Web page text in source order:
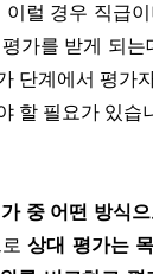
이럴 경우 직급
가를 받게 되는
단계에서 평가
할 필요가 있습
중 어떤 방식으
로상대 평가는